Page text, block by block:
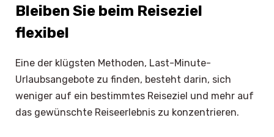
Bleiben Sie beim Reiseziel
flexibel
Eine der klügsten Methoden, Last-Minute-
Urlaubsangebote zu finden, besteht darin, sich
weniger auf ein bestimmtes Reiseziel und mehr auf
das gewünschte Reiseerlebnis zu konzentrieren.